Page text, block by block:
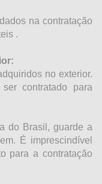
na contratação
.
no exterior.
contratado para
do Brasil, guarde a
É imprescindível
para a contratação